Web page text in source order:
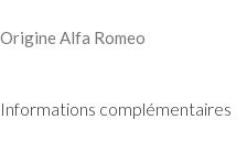
Origine Alfa Romeo
Informations complémentaires